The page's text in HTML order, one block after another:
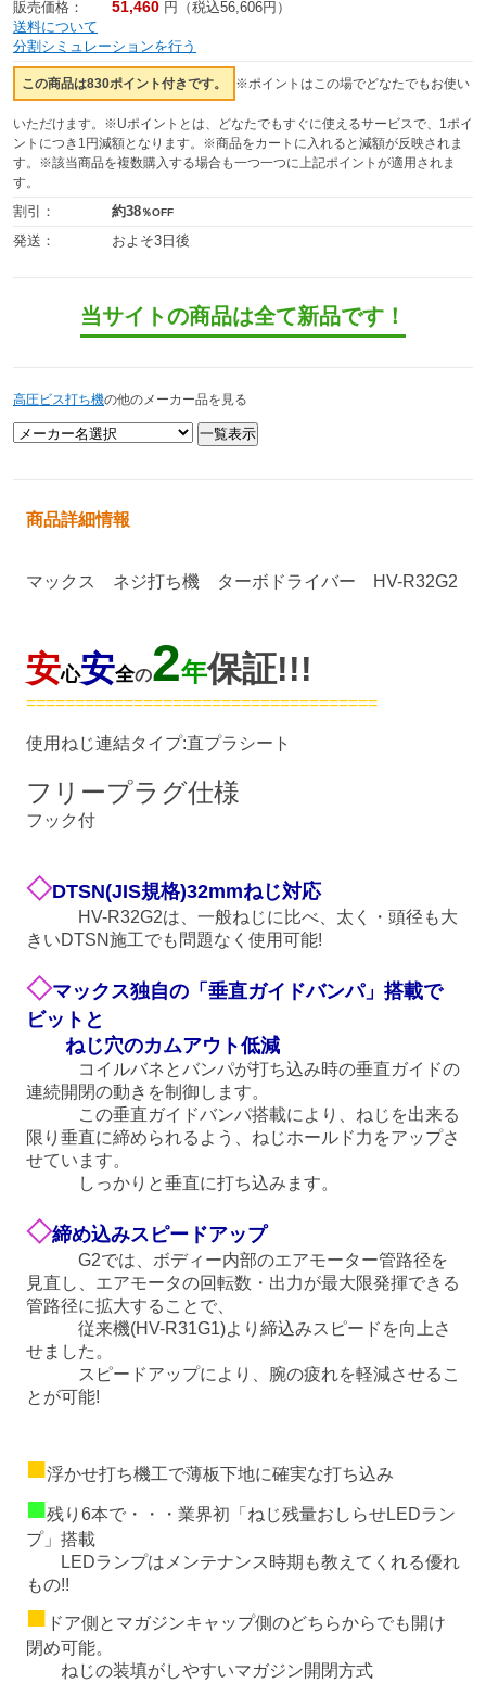
販売価格：
51,460 円（税込56,606円）
送料について
分割シミュレーションを行う
この商品は830ポイント付きです。 ※ポイントはこの場でどなたでもお使い
いただけます。※Uポイントとは、どなたでもすぐに使えるサービスで、1ポイ
ントにつき1円減額となります。※商品をカートに入れると減額が反映されま
す。※該当商品を複数購入する場合も一つ一つに上記ポイントが適用されま
す。
割引： 約38％OFF
発送： およそ3日後
当サイトの商品は全て新品です！
高圧ビス打ち機の他のメーカー品を見る
商品詳細情報
マックス ネジ打ち機 ターボドライバー HV-R32G2
安心安全の2年保証!!!
====================================
使用ねじ連結タイプ:直プラシート
フリープラグ仕様
フック付
◇DTSN(JIS規格)32mmねじ対応
HV-R32G2は、一般ねじに比べ、太く・頭径も大
きいDTSN施工でも問題なく使用可能!
◇マックス独自の「垂直ガイドバンパ」搭載で
ビットと
ねじ穴のカムアウト低減
コイルバネとバンパが打ち込み時の垂直ガイドの
連続開閉の動きを制御します。
この垂直ガイドバンパ搭載により、ねじを出来る
限り垂直に締められるよう、ねじホールド力をアップさ
せています。
しっかりと垂直に打ち込みます。
◇締め込みスピードアップ
G2では、ボディー内部のエアモーター管路径を
見直し、エアモータの回転数・出力が最大限発揮できる
管路径に拡大することで、
従来機(HV-R31G1)より締込みスピードを向上さ
せました。
スピードアップにより、腕の疲れを軽減させるこ
とが可能!
■浮かせ打ち機工で薄板下地に確実な打ち込み
■残り6本で・・・業界初「ねじ残量おしらせLEDラン
プ」搭載
LEDランプはメンテナンス時期も教えてくれる優れ
もの!!
■ ドア側とマガジンキャップ側のどちらからでも開け
閉め可能。
ねじの装填がしやすいマガジン開閉方式